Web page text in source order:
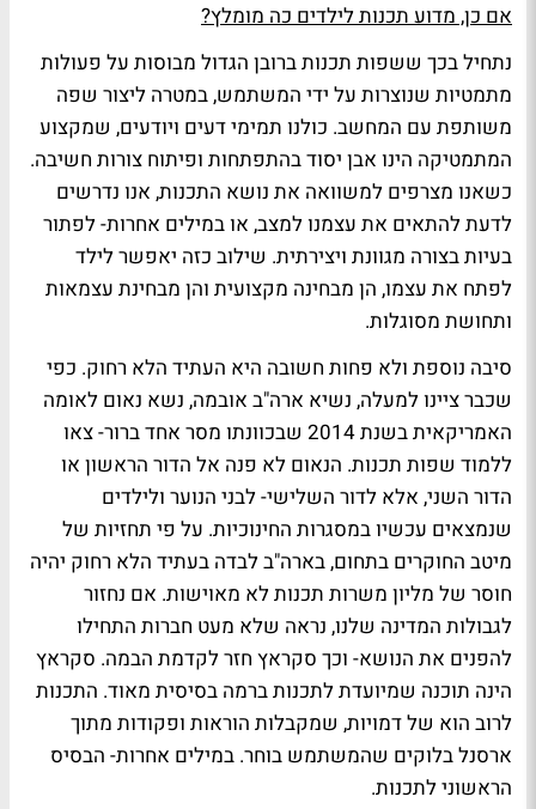
אם כן, מדוע תכנות לילדים כה מומלץ?
נתחיל בכך ששפות תכנות ברובן הגדול מבוסות על פעולות
מתמטיות שנוצרות על ידי המשתמש, במטרה ליצור שפה
משותפת עם המחשב. כולנו תמימי דעים ויודעים, שמקצוע
המתמטיקה הינו אבן יסוד בהתפתחות ופיתוח צורות חשיבה.
כשאנו מצרפים למשוואה את נושא התכנות, אנו נדרשים
לדעת להתאים את עצמנו למצב, או במילים אחרות- לפתור
בעיות בצורה מגוונת ויצירתית. שילוב כזה יאפשר לילד
לפתח את עצמו, הן מבחינה מקצועית והן מבחינת עצמאות
ותחושת מסוגלות.
סיבה נוספת ולא פחות חשובה היא העתיד הלא רחוק. כפי
שכבר ציינו למעלה, נשיא ארה"ב אובמה, נשא נאום לאומה
האמריקאית בשנת 2014 שבכוונתו מסר אחד ברור- צאו
ללמוד שפות תכנות. הנאום לא פנה אל הדור הראשון או
הדור השני, אלא לדור השלישי- לבני הנוער ולילדים
שנמצאים עכשיו במסגרות החינוכיות. על פי תחזיות של
מיטב החוקרים בתחום, בארה"ב לבדה בעתיד הלא רחוק יהיה
חוסר של מליון משרות תכנות לא מאוישות. אם נחזור
לגבולות המדינה שלנו, נראה שלא מעט חברות התחילו
להפנים את הנושא- וכך סקראץ חזר לקדמת הבמה. סקראץ
הינה תוכנה שמיועדת לתכנות ברמה בסיסית מאוד. התכנות
לרוב הוא של דמויות, שמקבלות הוראות ופקודות מתוך
ארסנל בלוקים שהמשתמש בוחר. במילים אחרות- הבסיס
הראשוני לתכנות.